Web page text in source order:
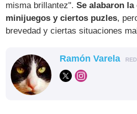
misma brillantez".Se alabaron
minijuegos y ciertos puzles,
brevedad y ciertas situaciones
Ramón Varela